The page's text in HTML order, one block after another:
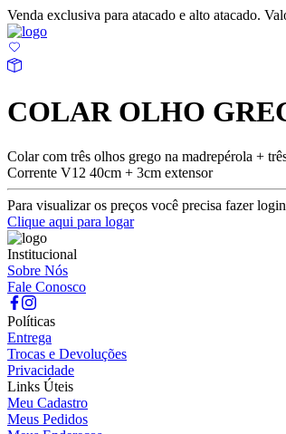
Venda exclusiva para atacado e alto atacado.
COLAR OLHO
Colar com três olhos grego na madrepérola +
Corrente V12 40cm + 3cm extensor
Para visualizar os preços você precisa fazer
Clique aqui para logar
Institucional
Sobre Nós
Fale Conosco
Políticas
Entrega
Trocas e Devoluções
Privacidade
Links Úteis
Meu Cadastro
Meus Pedidos